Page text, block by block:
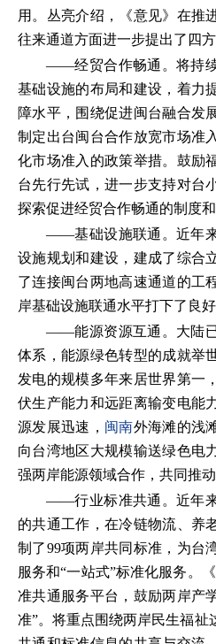
用。丛亮介绍，《意见》在推
往来通道方面进一步提出了四方
——经贸合作畅通。将持
基础设施的布局和建设，着力
障水平，围绕促进闽台融合发
制定出台闽台合作放宽市场准
化市场准入的政策举措。鼓励
台先行先试，进一步支持对台
探索促进经贸合作畅通的制度和
——基础设施联通。近年
设施规划和建设，建成了综合
了连接闽台两地高速通道的工
岸基础设施联通水平打下了良好
——能源资源互通。大陆
体系，能源绿色转型的成就举
发电的规模多年来居世界第一
伏生产能力和远距离输变电能
源发展迅速， 闽南外海滩的浅
向台湾地区大规模输送绿色电
强两岸能源领域合作，共同推
——行业标准共通。近年
的共通工作，在冷链物流、养
制了99项两岸共同标准，为台
服务和“一站式”标准化服务。
准共通服务平台，鼓励两岸产
准”。将重点围绕两岸民生福祉